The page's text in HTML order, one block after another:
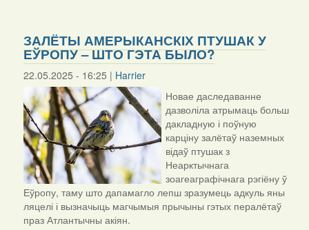
ЗАЛЁТЫ АМЕРЫКАНСКІХ ПТУШАК У
ЕЎРОПУ – ШТО ГЭТА БЫЛО?
22.05.2025 - 16:25 | Harrier
Новае даследаванне
дазволіла атрымаць больш
дакладную і поўную
карціну залётаў наземных
відаў птушак з
Неарктычнага
зоагеаграфічнага рэгіёну ў
Еўропу, таму што дапамагло лепш зразумець адкуль яны
ляцелі і вызначыць магчымыя прычыны гэтых пералётаў
праз Атлантычны акіян.